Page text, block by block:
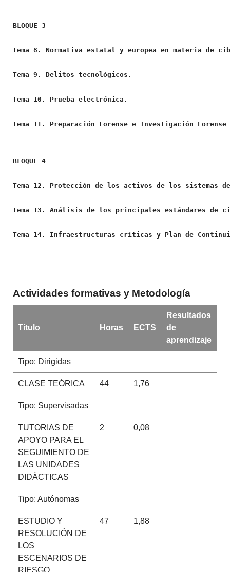
BLOQUE 3
Tema 8. Normativa estatal y europea en materia de
Tema 9. Delitos tecnológicos.
Tema 10. Prueba electrónica.
Tema 11. Preparación Forense e Investigación
BLOQUE 4
Tema 12. Protección de los activos de los sistemas
Tema 13. Análisis de los principales estándares de
Tema 14. Infraestructuras críticas y Plan de
Actividades formativas y Metodología
Título Horas ECTS
Resultados
de
aprendizaje
Tipo: Dirigidas
CLASE TEÓRICA 44 1,76
Tipo: Supervisadas
TUTORIAS DE
APOYO PARA EL
SEGUIMIENTO DE
LAS UNIDADES
DIDÁCTICAS
2 0,08
Tipo: Autónomas
ESTUDIO Y
RESOLUCIÓN DE
LOS
ESCENARIOS DE
RIESGO
47 1,88